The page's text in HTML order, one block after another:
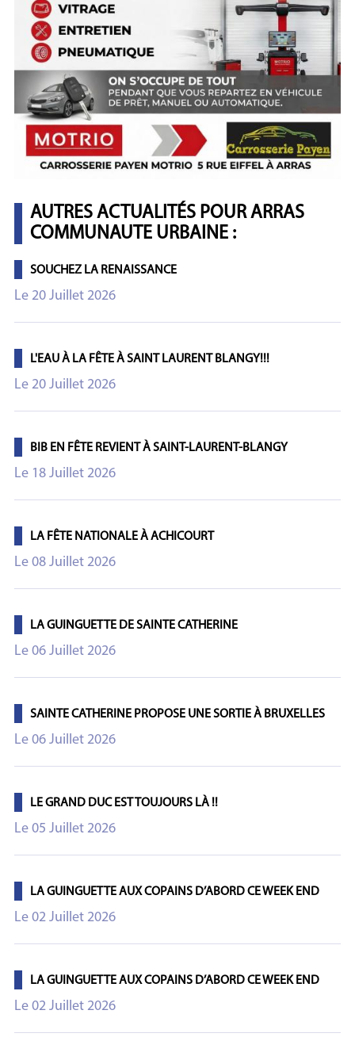
AUTRES ACTUALITÉS POUR ARRAS
COMMUNAUTE URBAINE :
SOUCHEZ LA RENAISSANCE
Le 20 Juillet 2026
L'EAU À LA FÊTE À SAINT LAURENT BLANGY!!!
Le 20 Juillet 2026
BIB EN FÊTE REVIENT À SAINT-LAURENT-BLANGY
Le 18 Juillet 2026
LA FÊTE NATIONALE À ACHICOURT
Le 08 Juillet 2026
LA GUINGUETTE DE SAINTE CATHERINE
Le 06 Juillet 2026
SAINTE CATHERINE PROPOSE UNE SORTIE À BRUXELLES
Le 06 Juillet 2026
LE GRAND DUC EST TOUJOURS LÀ !!
Le 05 Juillet 2026
LA GUINGUETTE AUX COPAINS D’ABORD CE WEEK END
Le 02 Juillet 2026
LA GUINGUETTE AUX COPAINS D’ABORD CE WEEK END
Le 02 Juillet 2026